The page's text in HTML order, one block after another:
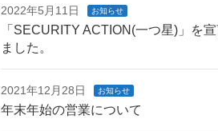
2022年5月11日 お知らせ
「SECURITY ACTION(一つ星)」を
ました。
2021年12月28日 お知らせ
年末年始の営業について